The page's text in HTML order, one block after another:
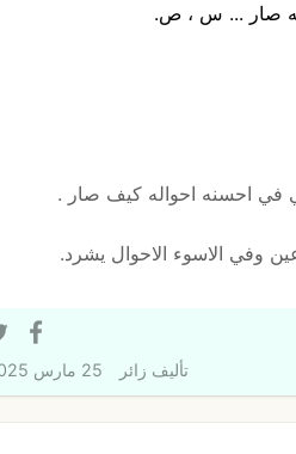
صار ... س ، ص.
في احسنه احواله كيف صار .
وفي الاسوء الاحوال يشرد.
تأليف زائر 25 مارس 2025